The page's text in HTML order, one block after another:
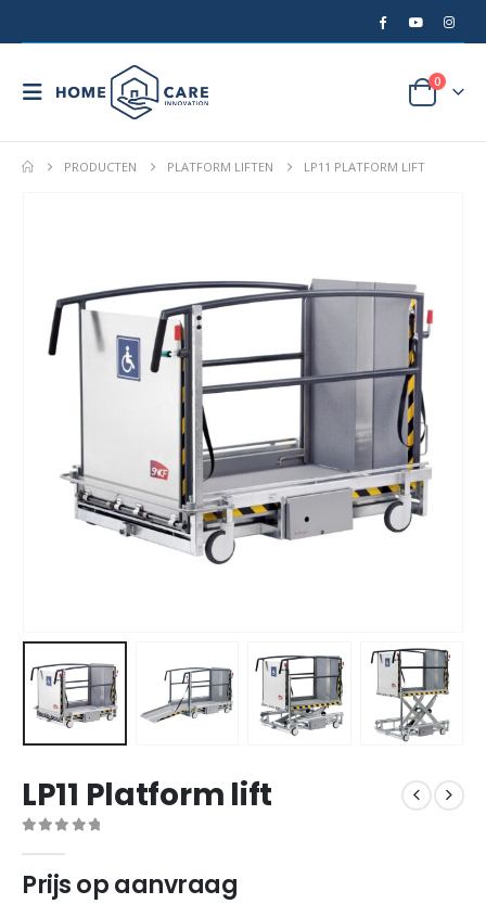
0
PRODUCTEN PLATFORM LIFTEN LP11 PLATFORM LIFT
LP11 Platform lift
Prijs op aanvraag